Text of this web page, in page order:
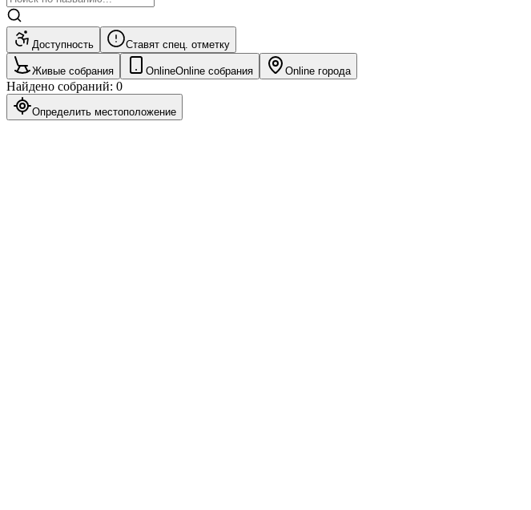
Доступность Ставят спец. отметку
Живые собрания OnlineOnline собрания Online города
Найдено собраний: 0
Определить местоположение